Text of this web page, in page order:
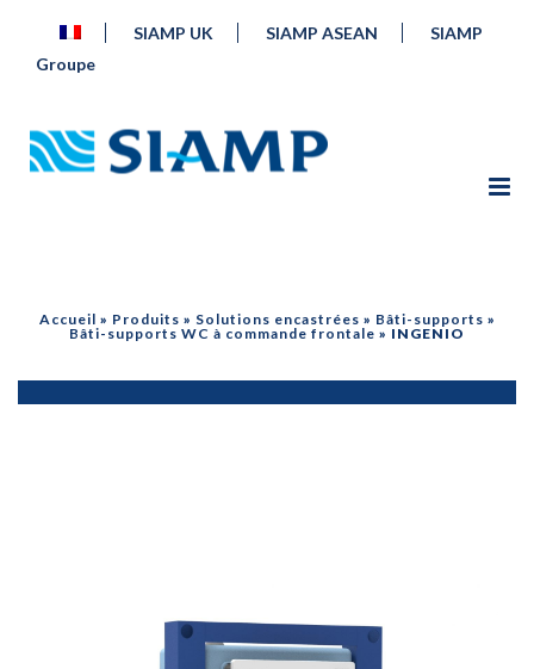
SIAMP UK SIAMP ASEAN
SIAMP
Groupe
Accueil » Produits » Solutions encastrées » Bâti-supports »
Bâti-supports WC à commande frontale » INGENIO